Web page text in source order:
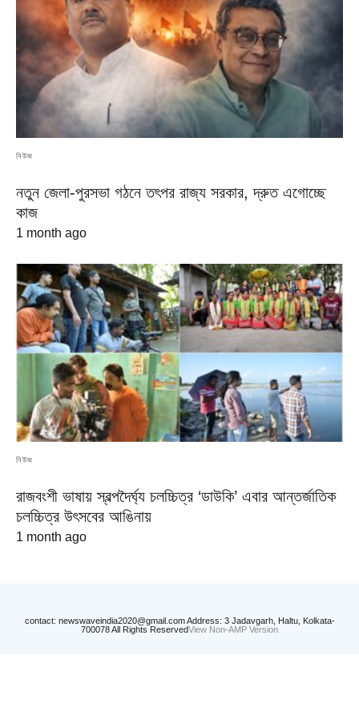
নিউজ
নতুন জেলা-পুরসভা গঠনে তৎপর রাজ্য সরকার, দ্রুত এগোচ্ছে
কাজ
1 month ago
নিউজ
রাজবংশী ভাষায় স্বল্পদৈর্ঘ্য চলচ্চিত্র ‘ডাউকি’ এবার আন্তর্জাতিক
চলচ্চিত্র উৎসবের আঙিনায়
1 month ago
contact: newswaveindia2020@gmail.com Address: 3 Jadavgarh, Haltu, Kolkata-
700078 All Rights ReservedView Non-AMP Version